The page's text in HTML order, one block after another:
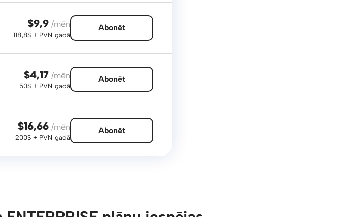
$9,9 /mēn
118,8$ + PVN gadā
Abonēt
$4,17 /mēn
50$ + PVN gadā
Abonēt
$16,66 /mēn
200$ + PVN gadā
Abonēt